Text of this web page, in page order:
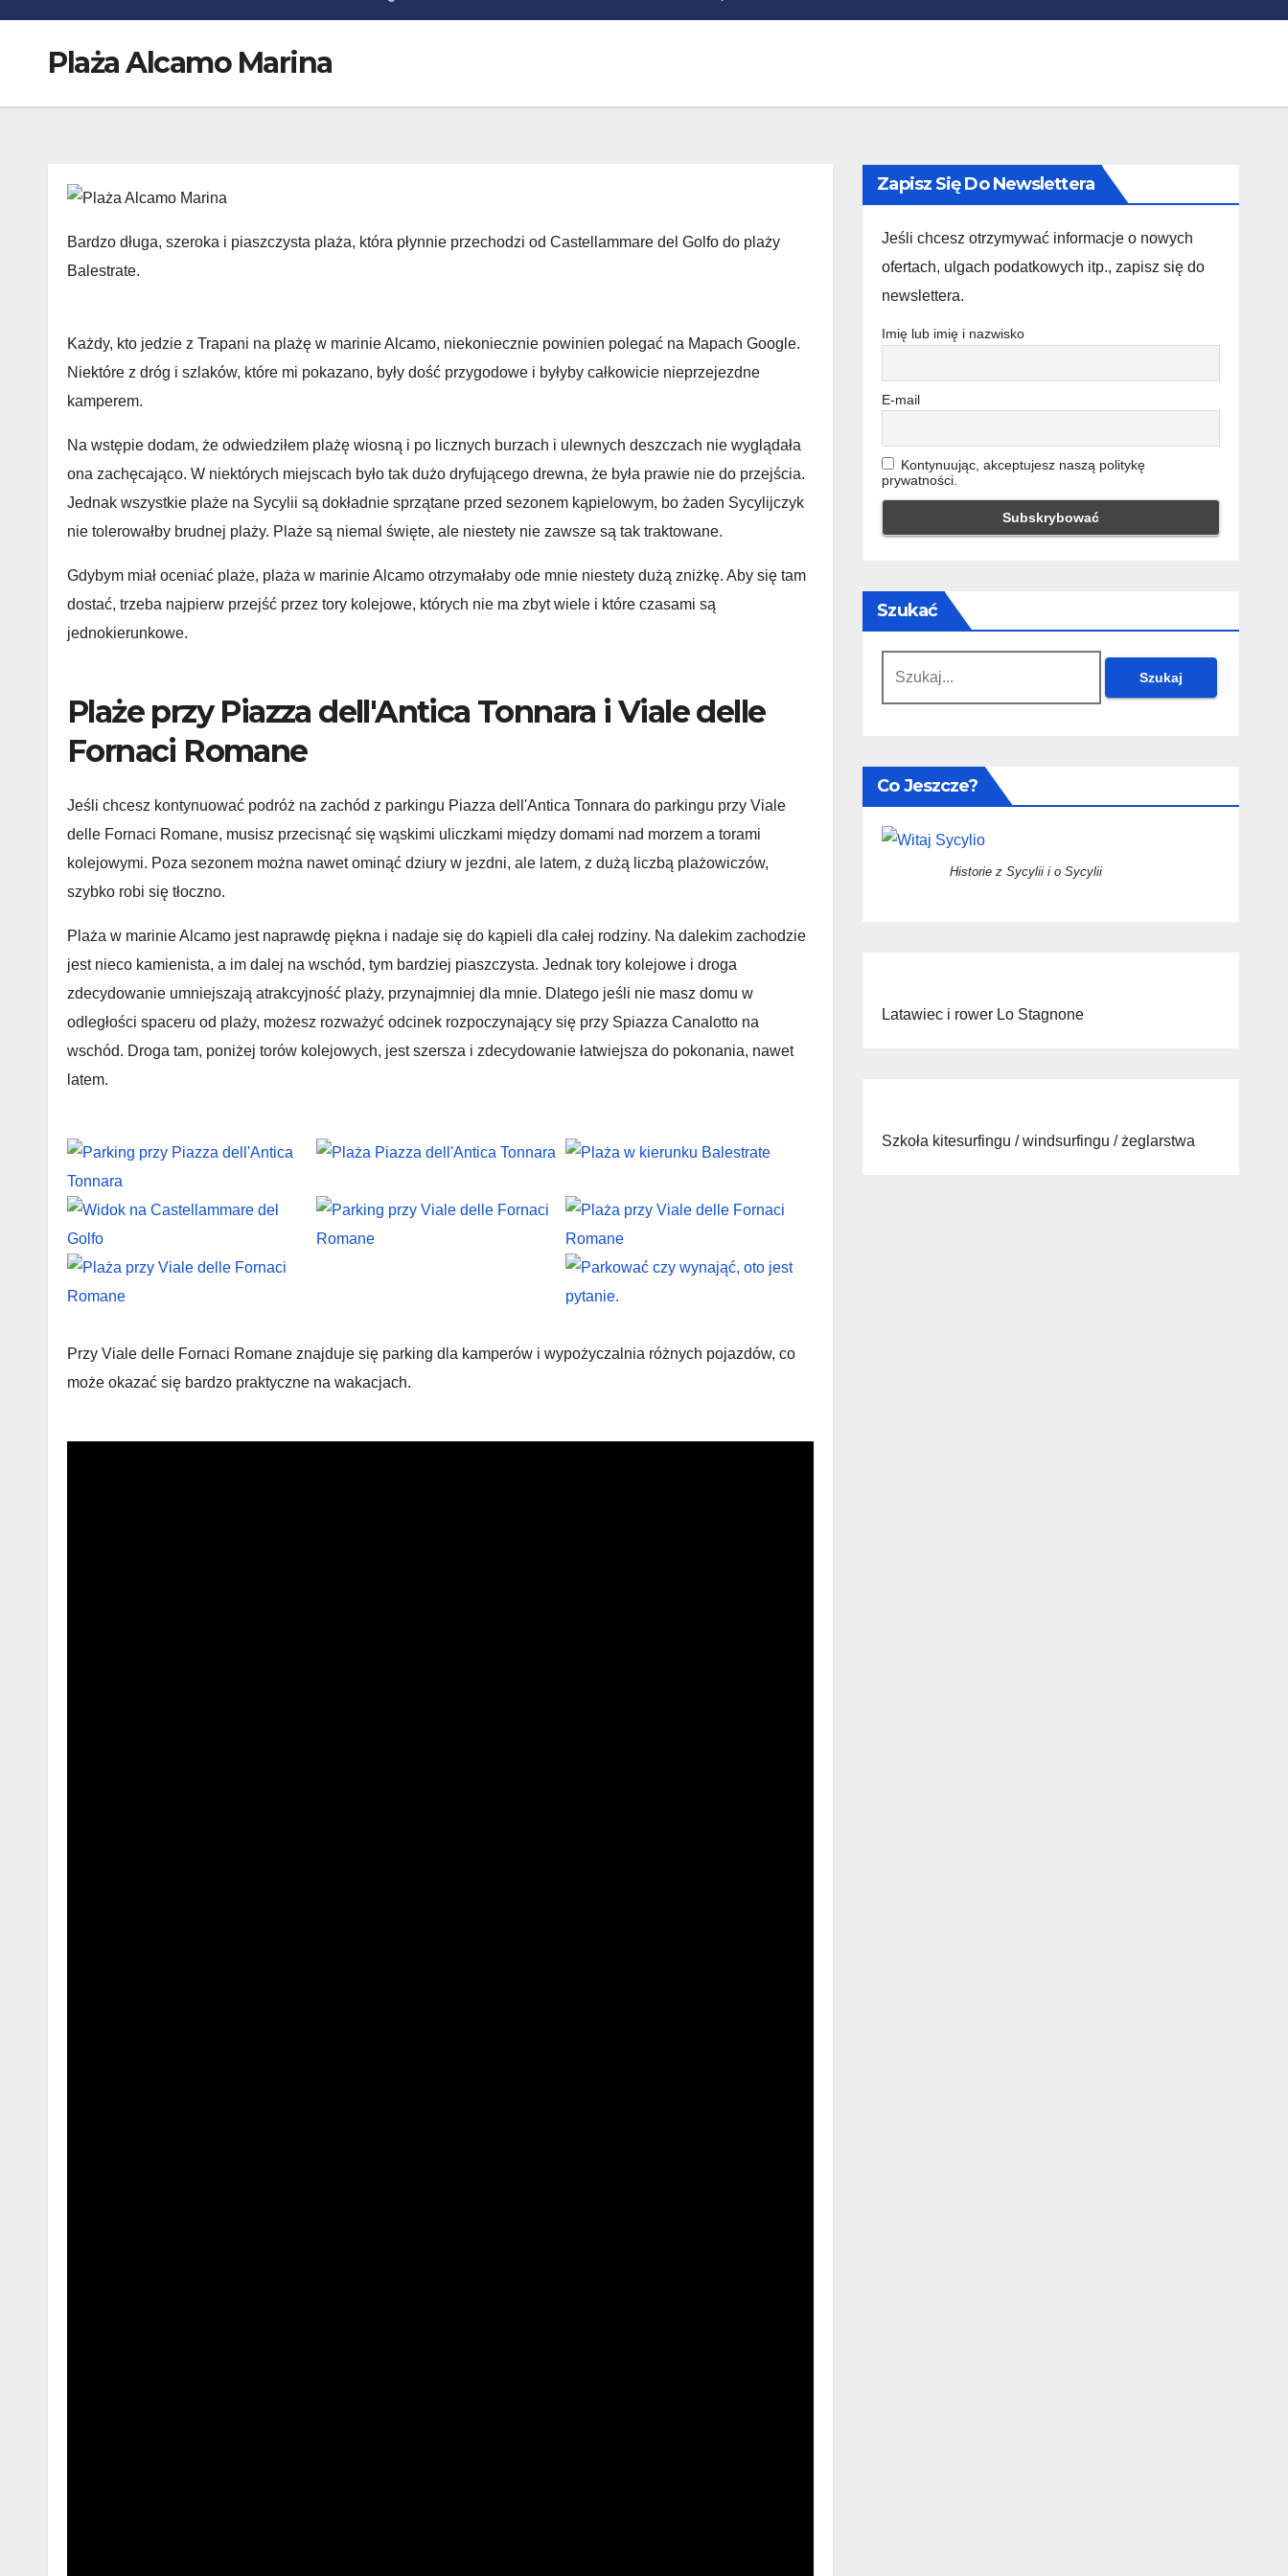
Plaża Alcamo Marina
Bardzo długa, szeroka i piaszczysta plaża, która płynnie przechodzi od Castellammare del Golfo do plaży
Balestrate.
Każdy, kto jedzie z Trapani na plażę w marinie Alcamo, niekoniecznie powinien polegać na Mapach Google.
Niektóre z dróg i szlaków, które mi pokazano, były dość przygodowe i byłyby całkowicie nieprzejezdne
kamperem.
Na wstępie dodam, że odwiedziłem plażę wiosną i po licznych burzach i ulewnych deszczach nie wyglądała
ona zachęcająco. W niektórych miejscach było tak dużo dryfującego drewna, że ​​była prawie nie do przejścia.
Jednak wszystkie plaże na Sycylii są dokładnie sprzątane przed sezonem kąpielowym, bo żaden Sycylijczyk
nie tolerowałby brudnej plaży. Plaże są niemal święte, ale niestety nie zawsze są tak traktowane.
Gdybym miał oceniać plaże, plaża w marinie Alcamo otrzymałaby ode mnie niestety dużą zniżkę. Aby się tam
dostać, trzeba najpierw przejść przez tory kolejowe, których nie ma zbyt wiele i które czasami są
jednokierunkowe.
Plaże przy Piazza dell'Antica Tonnara i Viale delle
Fornaci Romane
Jeśli chcesz kontynuować podróż na zachód z parkingu Piazza dell'Antica Tonnara do parkingu przy Viale
delle Fornaci Romane, musisz przecisnąć się wąskimi uliczkami między domami nad morzem a torami
kolejowymi. Poza sezonem można nawet ominąć dziury w jezdni, ale latem, z dużą liczbą plażowiczów,
szybko robi się tłoczno.
Plaża w marinie Alcamo jest naprawdę piękna i nadaje się do kąpieli dla całej rodziny. Na dalekim zachodzie
jest nieco kamienista, a im dalej na wschód, tym bardziej piaszczysta. Jednak tory kolejowe i droga
zdecydowanie umniejszają atrakcyjność plaży, przynajmniej dla mnie. Dlatego jeśli nie masz domu w
odległości spaceru od plaży, możesz rozważyć odcinek rozpoczynający się przy Spiazza Canalotto na
wschód. Droga tam, poniżej torów kolejowych, jest szersza i zdecydowanie łatwiejsza do pokonania, nawet
latem.
Przy Viale delle Fornaci Romane znajduje się parking dla kamperów i wypożyczalnia różnych pojazdów, co
może okazać się bardzo praktyczne na wakacjach.
Zapisz Się Do Newslettera
Jeśli chcesz otrzymywać informacje o nowych
ofertach, ulgach podatkowych itp., zapisz się do
newslettera.
Imię lub imię i nazwisko
E-mail
Kontynuując, akceptujesz naszą politykę
prywatności.
Szukać
Co Jeszcze?
Historie z Sycylii i o Sycylii
Latawiec i rower Lo Stagnone
Szkoła kitesurfingu / windsurfingu / żeglarstwa